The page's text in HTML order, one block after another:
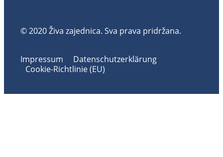
© 2020 Živa zajednica. Sva prava pridržana.
Impressum
Datenschutzerklärung
Cookie-Richtlinie (EU)